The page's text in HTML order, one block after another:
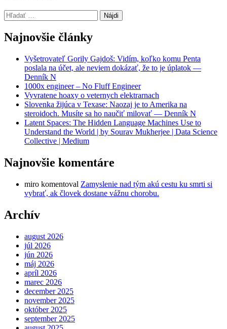
Hľadať:
Najnovšie články
Vyšetrovateľ Gorily Gajdoš: Vidím, koľko komu Penta
poslala na účet, ale neviem dokázať, že to je úplatok —
Denník N
1000x engineer – No Fluff Engineer
Vyvratene hoaxy o veternych elektrarnach
Slovenka žijúca v Texase: Naozaj je to Amerika na
steroidoch. Musíte sa ho naučiť milovať — Denník N
Latent Spaces: The Hidden Language Machines Use to
Understand the World | by Sourav Mukherjee | Data Science
Collective | Medium
Najnovšie komentáre
miro komentoval Zamyslenie nad tým akú cestu ku smrti si
vybrať, ak človek dostane vážnu chorobu.
Archív
august 2026
júl 2026
jún 2026
máj 2026
apríl 2026
marec 2026
december 2025
november 2025
október 2025
september 2025